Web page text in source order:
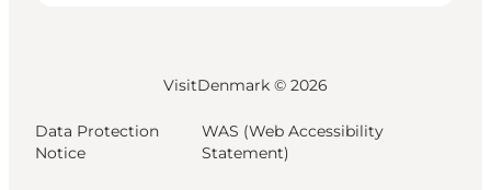
VisitDenmark © 2026
Data Protection
Notice
WAS (Web Accessibility
Statement)